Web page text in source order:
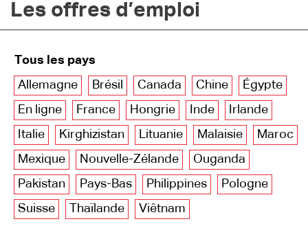
Le français en ligne
Les offres d’emploi
Tous les pays
Allemagne
Brésil Canada Chine
Égypte
En ligne
France Hongrie Inde
Irlande
Italie
Kirghizistan Lituanie Malaisie
Maroc
Mexique
Nouvelle-Zélande
Ouganda
Pakistan
Pays-Bas Philippines
Pologne
Suisse
Thaïlande Viêtnam